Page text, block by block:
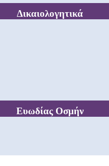
Δικαιολογητικά
Ευωδίας Οσμήν